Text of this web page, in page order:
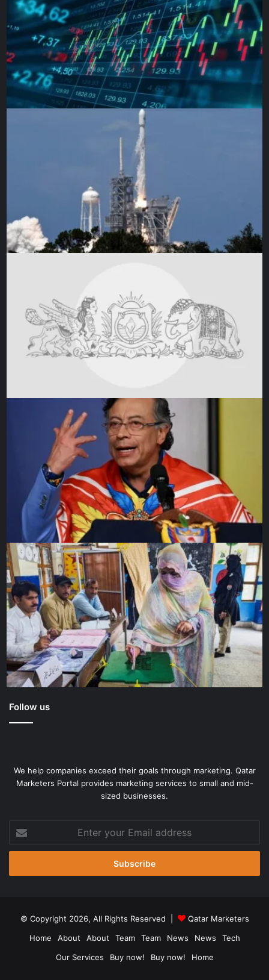
Praktisch bedeutet dies, Strategien zu entwickeln, um die
eigene emotionale Wahrnehmung zu schützen: bewusste
Pausen, medienfreie Zeiten oder die Auswahl positiver
Inhalte tragen dazu bei, eine gesunde Balance zu
bewahren. Es gilt, Medien gezielt als Werkzeuge zur
Förderung von Empathie und Wohlbefinden zu nutzen,
statt sich von ihnen überwältigen zu lassen.
Rückbindung: Medien, Popkultur und
emotionale Wahrnehmung
Elternbeitragdeutlich gemacht wurde,
beeinflusst Popkultur unsere Wahrnehmung maßgeblich.
Dieser Einfluss wird durch Medien noch verstärkt, da sie
die Inhalte und Werte einer breiten Masse zugänglich
machen. Medien und Popkultur wirken in einem
verbreitet und formen so kollektive emotionale Normen.
Ein Beispiel ist die zunehmende Bedeutung von
Streaming-Plattformen, die weltweit populäre Filme und
Serien in Deutschland zugänglich machen. Diese Inhalte
Gleichzeitig beeinflussen diese Medien unser Verständnis
von Erfolg, Freundschaft oder Mut und tragen zur
Entwicklung gesellschaftlicher Werte bei.
Insgesamt lässt sich sagen, dass Medien und Popkultur in
einem wechselseitigen Dialog stehen und gemeinsam
unsere emotionale Wahrnehmung formen. Das
Bewusstsein darüber ist essenziell, um die positiven
Aspekte zu fördern und den Einfluss auf unsere
Gesellschaft kritisch zu reflektieren.
Follow us
We help companies exceed their goals through marketing. Qatar
Marketers Portal provides marketing services to small and mid-
sized businesses.
your
Email
© Copyright 2026, All Rights Reserved |
Qatar Marketers
Home
About About Team Team News News
Tech
Our Services
Buy now! Buy now! Home